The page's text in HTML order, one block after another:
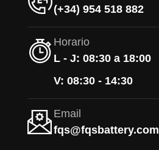
(+34) 954 518 882
Horario
L - J: 08:30 a 18:00
V: 08:30 - 14:30
Email
fqs@fqsbattery.com